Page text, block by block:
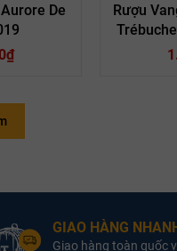
De
Dauzac
Nho:
Rượu
GIAO HÀNG
Giao hàng toàn quốc